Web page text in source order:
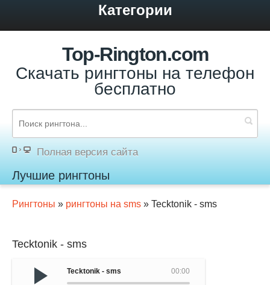
Категории
Top-Rington.com
Скачать рингтоны на телефон
бесплатно
Полная версия сайта
Лучшие рингтоны
Рингтоны » рингтоны на sms » Tecktonik - sms
Tecktonik - sms
00:00
Tecktonik - sms